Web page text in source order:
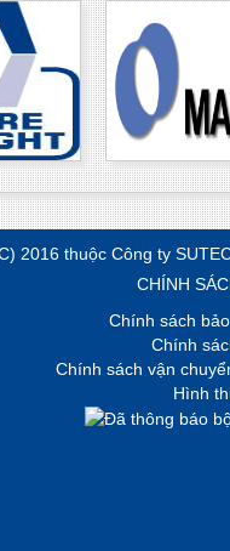
2016 thuộc Công ty
CHÍNH
Chính sách
Chính
Chính sách vận
Hình